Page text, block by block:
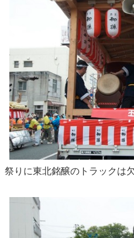
祭りに東北銘醸のトラックは